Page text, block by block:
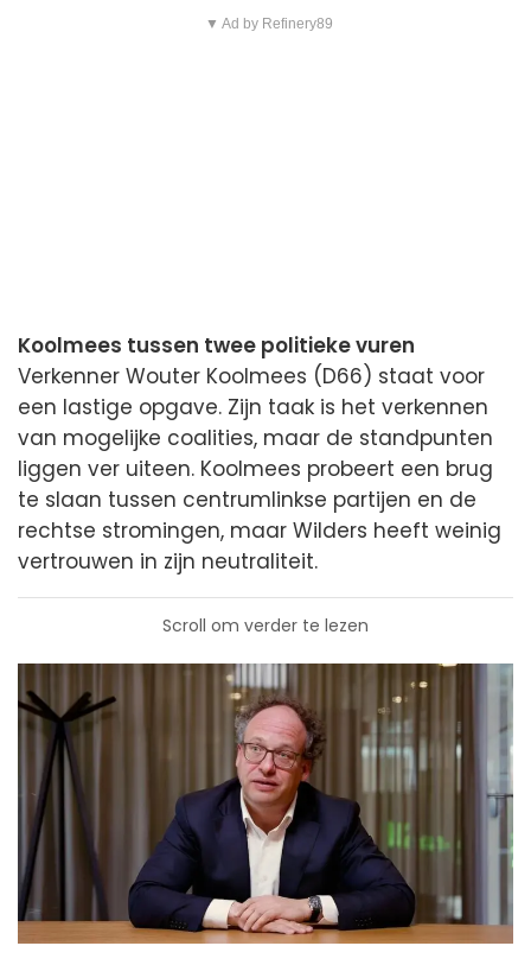
▼ Ad by Refinery89
Koolmees tussen twee politieke vuren
Verkenner Wouter Koolmees (D66) staat voor
een lastige opgave. Zijn taak is het verkennen
van mogelijke coalities, maar de standpunten
liggen ver uiteen. Koolmees probeert een brug
te slaan tussen centrumlinkse partijen en de
rechtse stromingen, maar Wilders heeft weinig
vertrouwen in zijn neutraliteit.
Scroll om verder te lezen